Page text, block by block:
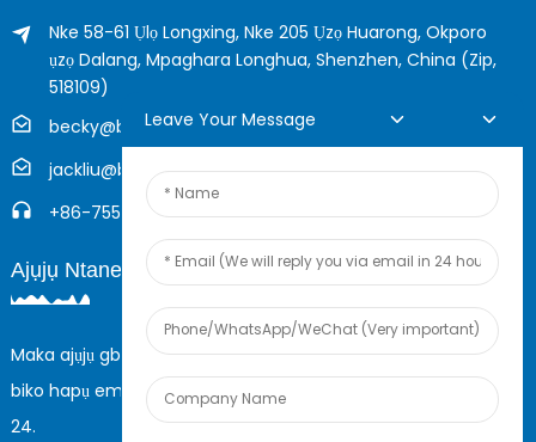
Nke 58-61 Ụlọ Longxing, Nke 205 Ụzọ Huarong, Okporo
ụzọ Dalang, Mpaghara Longhua, Shenzhen, China (Zip,
518109)
becky@boyingcable.com
jackliu@boyingcable.com
+86-755-21014277
Ajụjụ Ntanetị
Maka ajụjụ gbasara ngwaahịa anyị ma ọ bụ onye na-ere ahịa,
biko hapụ email gị nye anyị, anyị ga-akpọtụrụ gị n'ime awa
24.
Leave Your Message